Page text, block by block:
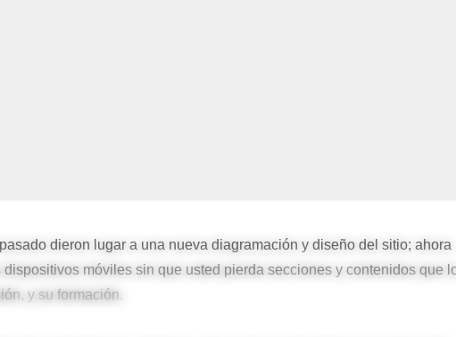
dieron lugar a una nueva diagramación y diseño del sitio; ahora
dispositivos móviles sin que usted pierda secciones y contenidos que
y su formación.